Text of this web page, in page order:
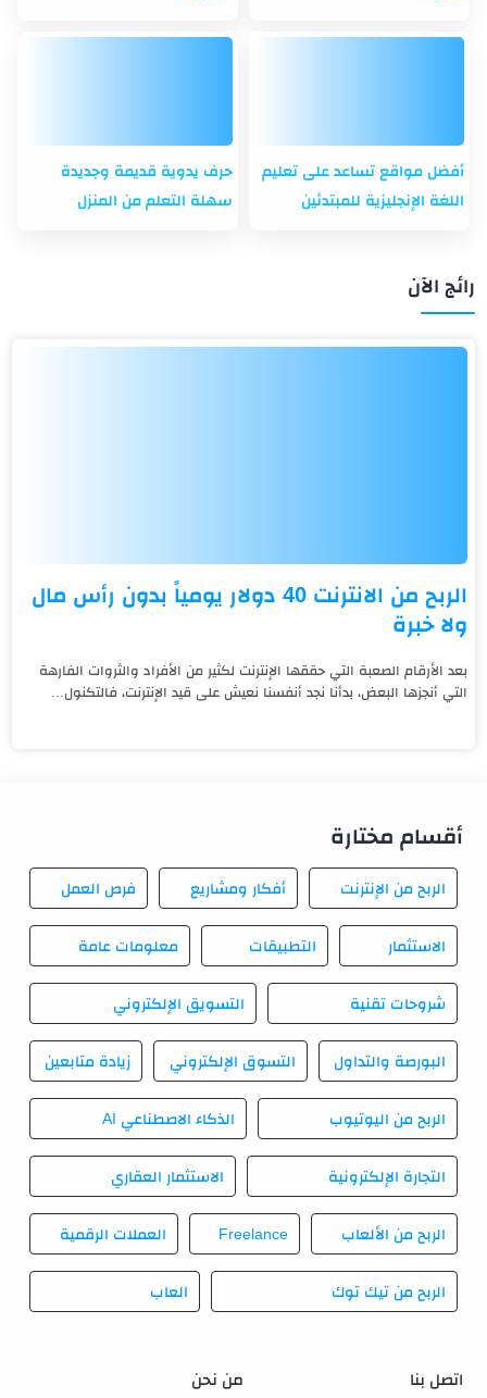
أفضل مواقع تساعد على تعليم
اللغة الإنجليزية للمبتدئين
حرف يدوية قديمة وجديدة
سهلة التعلم من المنزل
رائج الآن
الربح من الانترنت 40 دولار يومياً بدون رأس مال
ولا خبرة
بعد الأرقام الصعبة التي حققها الإنترنت لكثير من الأفراد والثروات الفارهة
التي أنجزها البعض، بدأنا نجد أنفسنا نعيش على قيد الإنترنت، فالتكنول...
اتصل بنا من نحن
أقسام مختارة
الربح من الإنترنت أفكار ومشاريع فرص العمل
الاستثمار التطبيقات معلومات عامة
شروحات تقنية التسويق الإلكتروني
البورصة والتداول التسوق الإلكتروني زيادة متابعين
الربح من اليوتيوب الذكاء الاصطناعي AI
التجارة الإلكترونية الاستثمار العقاري
الربح من الألعاب Freelance العملات الرقمية
الربح من تيك توك العاب